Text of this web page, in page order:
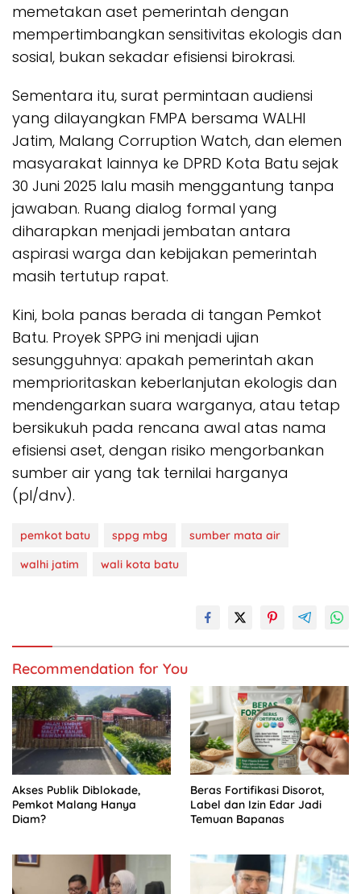
memetakan aset pemerintah dengan
mempertimbangkan sensitivitas ekologis dan
sosial, bukan sekadar efisiensi birokrasi.
Sementara itu, surat permintaan audiensi
yang dilayangkan FMPA bersama WALHI
Jatim, Malang Corruption Watch, dan elemen
masyarakat lainnya ke DPRD Kota Batu sejak
30 Juni 2025 lalu masih menggantung tanpa
jawaban. Ruang dialog formal yang
diharapkan menjadi jembatan antara
aspirasi warga dan kebijakan pemerintah
masih tertutup rapat.
Kini, bola panas berada di tangan Pemkot
Batu. Proyek SPPG ini menjadi ujian
sesungguhnya: apakah pemerintah akan
memprioritaskan keberlanjutan ekologis dan
mendengarkan suara warganya, atau tetap
bersikukuh pada rencana awal atas nama
efisiensi aset, dengan risiko mengorbankan
sumber air yang tak ternilai harganya
(pl/dnv).
pemkot batu sppg mbg
sumber mata air
walhi jatim
wali kota batu
Recommendation for You
Akses Publik Diblokade,
Pemkot Malang Hanya
Diam?
Beras Fortifikasi Disorot,
Label dan Izin Edar Jadi
Temuan Bapanas